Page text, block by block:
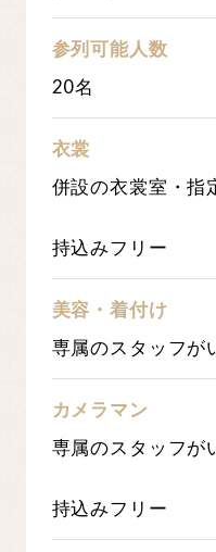
参列可能人数
20名
衣裳
併設の衣裳室・指
持込みフリー
美容・着付け
専属のスタッフが
カメラマン
専属のスタッフが
持込みフリー